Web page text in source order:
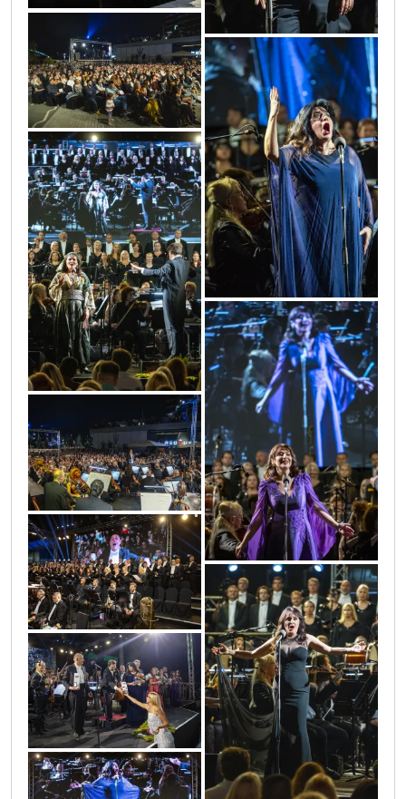
0o3a6762
0o3a6819
0o3a6997
0o3a6723(1)
0o3a6773
0o3a6767
0o3a6955
0o3a7042